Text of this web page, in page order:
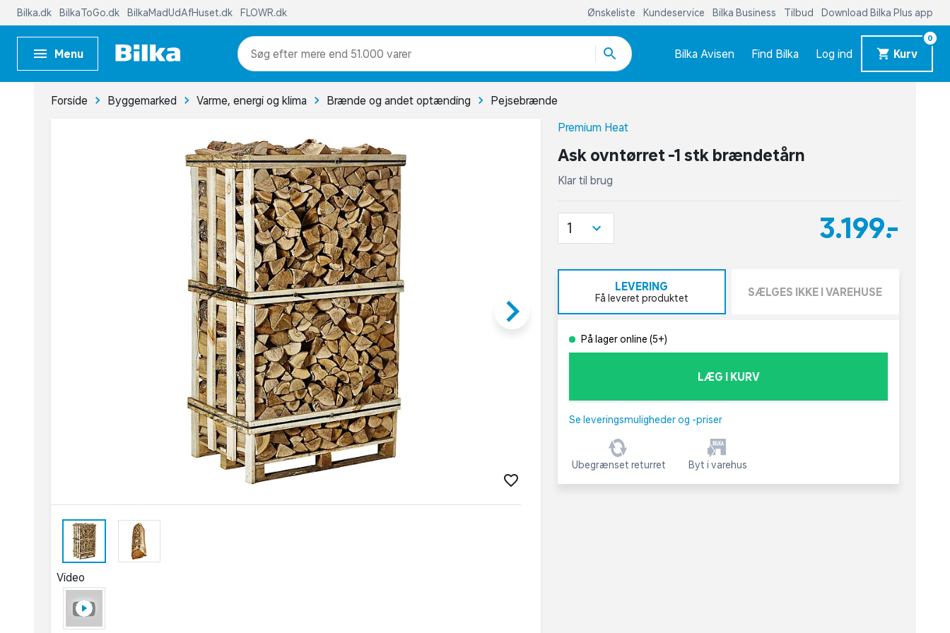
Bilka.dk BilkaToGo.dk BilkaMadUdAfHuset.dk FLOWR.dk Ønskeliste Kundeservice Bilka Business Tilbud Download Bilka Plus app
Menu mere end 51.000 varer Bilka Avisen Find Bilka Log ind Kurv
0
Forside Byggemarked Varme, energi og klima Brænde og andet optænding Pejsebrænde
keyboard_arrow_right
Video
Premium Heat
Ask ovntørret -1 stk brændetårn
Klar til brug
3.199,-
1
LEVERING
Få leveret produktet SÆLGES IKKE I VAREHUSE
På lager online (5+)
LÆG I KURV
Se leveringsmuligheder og -priser
Ubegrænset returret Byt i varehus